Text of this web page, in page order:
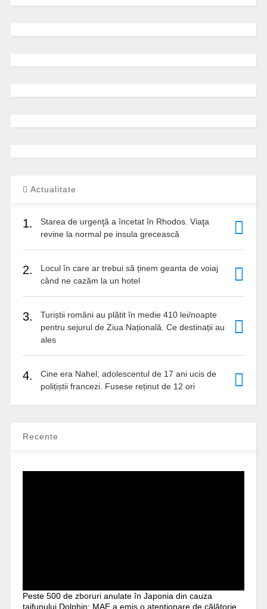
Actualitate
1.
Starea de urgenţă a încetat în Rhodos. Viaţa
revine la normal pe insula grecească
2.
Locul în care ar trebui să ținem geanta de voiaj
când ne cazăm la un hotel
3.
Turiștii români au plătit în medie 410 lei/noapte
pentru sejurul de Ziua Națională. Ce destinații au
ales
4.
Cine era Nahel, adolescentul de 17 ani ucis de
polițiștii francezi. Fusese reținut de 12 ori
Recente
Peste 500 de zboruri anulate în Japonia din cauza
taifunului Dolphin: MAE a emis o atenționare de călătorie